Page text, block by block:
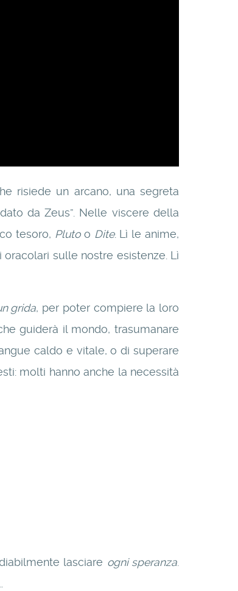
risiede un arcano, una segreta
da Zeus”. Nelle viscere della
tesoro, Plutoo Dite. Lì le anime,
sulle nostre esistenze. Lì
grida, per poter compiere la loro
guiderà il mondo, trasumanare
caldo e vitale, o di superare
molti hanno anche la necessità
lasciare ogni speranza.